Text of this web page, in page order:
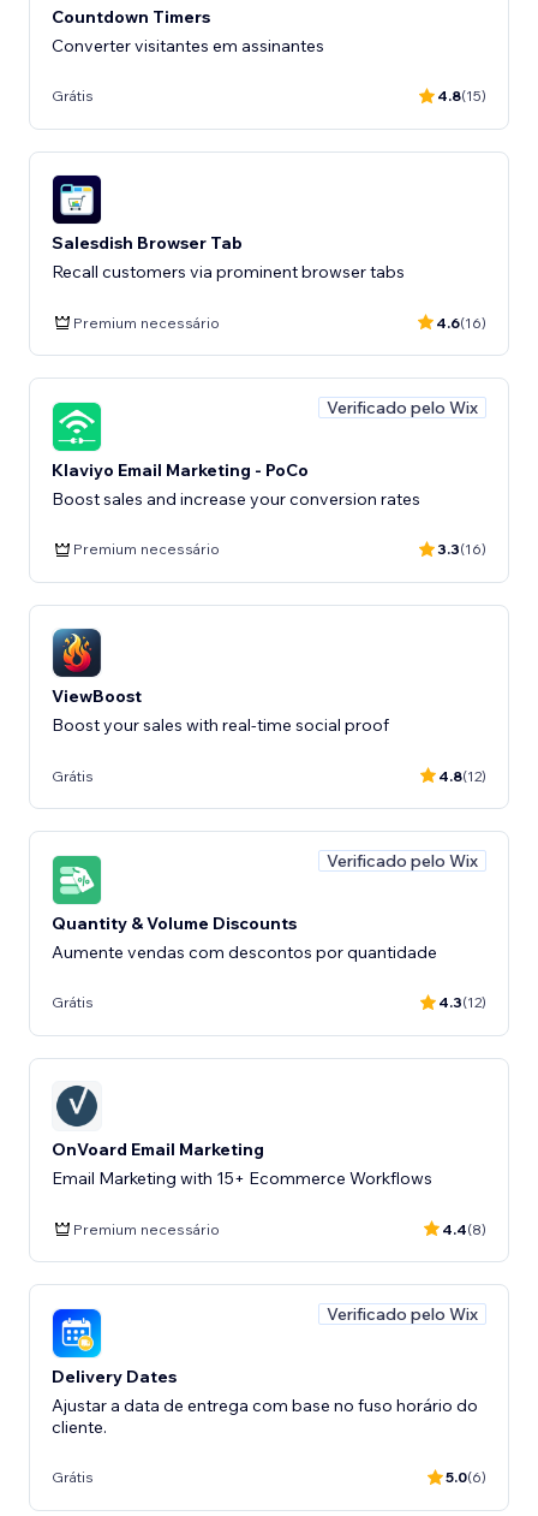
Countdown Timers
Converter visitantes em assinantes
Grátis 4.8(15)
Salesdish Browser Tab
Recall customers via prominent browser tabs
Premium necessário 4.6(16)
Verificado pelo Wix
Klaviyo Email Marketing - PoCo
Boost sales and increase your conversion rates
Premium necessário 3.3(16)
ViewBoost
Boost your sales with real-time social proof
Grátis 4.8(12)
Verificado pelo Wix
Quantity & Volume Discounts
Aumente vendas com descontos por quantidade
Grátis 4.3(12)
OnVoard Email Marketing
Email Marketing with 15+ Ecommerce Workflows
Premium necessário 4.4(8)
Verificado pelo Wix
Delivery Dates
Ajustar a data de entrega com base no fuso horário do
cliente.
Grátis 5.0(6)